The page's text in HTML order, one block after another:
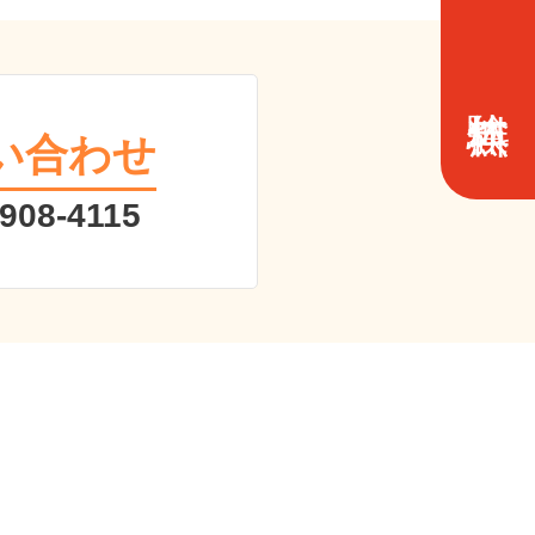
合わせ
4115